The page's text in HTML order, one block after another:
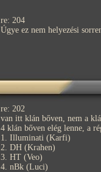
re: 204
Úgye ez nem helyezési
re: 202
van itt klán bőven, nem a
4 klán bőven elég lenne, a
1. Illuminati (Karfi)
2. DH (Krahen)
3. HT (Veo)
4. nBk (Luci)